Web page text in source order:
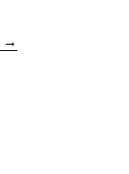
« 2018
→